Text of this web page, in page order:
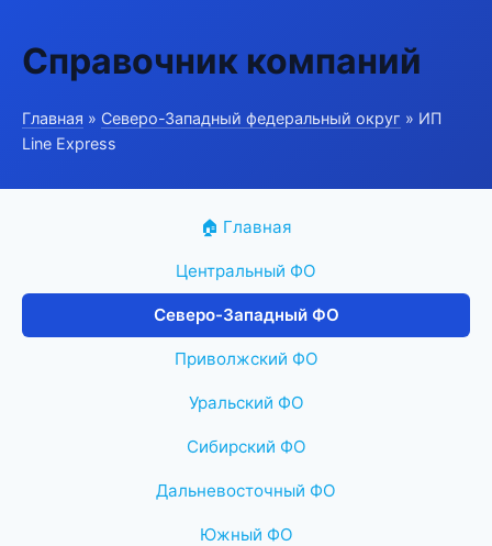
Справочник компаний
Главная » Северо-Западный федеральный округ » ИП
Line Express
🏠 Главная
Центральный ФО
Северо-Западный ФО
Приволжский ФО
Уральский ФО
Сибирский ФО
Дальневосточный ФО
Южный ФО